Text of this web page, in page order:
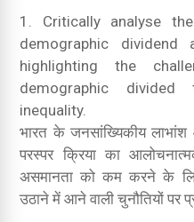
1. Critically analyse
demographic
highlighting the
demographic
inequality.
भारत के जनसांख्यिकीय
परस्पर क्रिया का
असमानता को कम करने के
उठाने में आने वाली चुनौतियों पर